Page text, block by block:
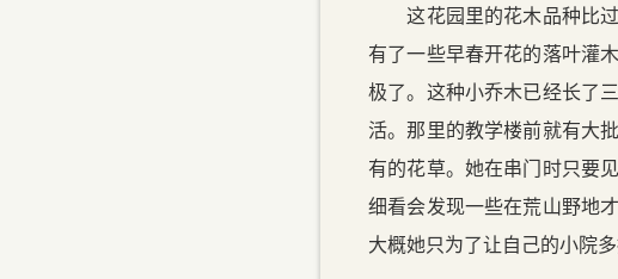
这花园里的花木品种比过
有了一些早春开花的落叶灌
极了。这种小乔木已经长了
活。那里的教学楼前就有大
有的花草。她在串门时只要
细看会发现一些在荒山野地
大概她只为了让自己的小院多